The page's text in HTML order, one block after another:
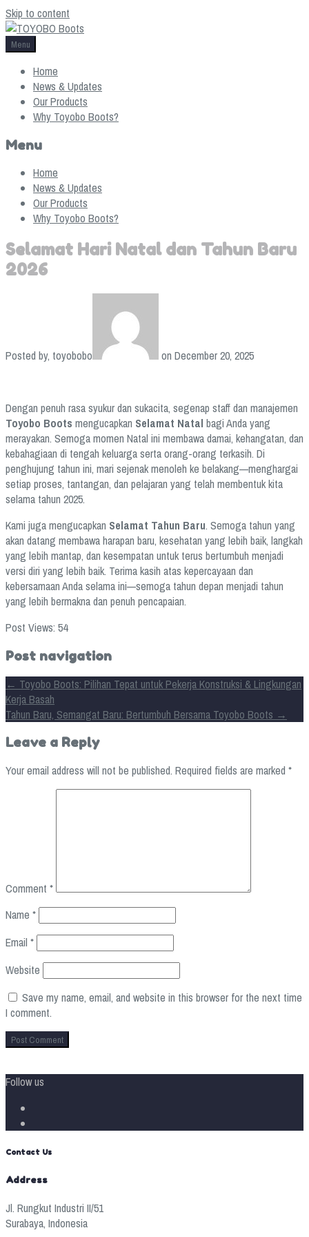
Skip to content
Menu
Home
News & Updates
Our Products
Why Toyobo Boots?
Menu
Home
News & Updates
Our Products
Why Toyobo Boots?
Selamat Hari Natal dan Tahun Baru
2026
Posted by, toyobobo on December 20, 2025
Dengan penuh rasa syukur dan sukacita, segenap staff dan manajemen
Toyobo Boots mengucapkan Selamat Natal bagi Anda yang
merayakan. Semoga momen Natal ini membawa damai, kehangatan, dan
kebahagiaan di tengah keluarga serta orang-orang terkasih. Di
penghujung tahun ini, mari sejenak menoleh ke belakang—menghargai
setiap proses, tantangan, dan pelajaran yang telah membentuk kita
selama tahun 2025.
Kami juga mengucapkan Selamat Tahun Baru. Semoga tahun yang
akan datang membawa harapan baru, kesehatan yang lebih baik, langkah
yang lebih mantap, dan kesempatan untuk terus bertumbuh menjadi
versi diri yang lebih baik. Terima kasih atas kepercayaan dan
kebersamaan Anda selama ini—semoga tahun depan menjadi tahun
yang lebih bermakna dan penuh pencapaian.
Post Views: 54
Post navigation
← Toyobo Boots: Pilihan Tepat untuk Pekerja Konstruksi & Lingkungan
Kerja Basah
Tahun Baru, Semangat Baru: Bertumbuh Bersama Toyobo Boots →
Leave a Reply
Your email address will not be published. Required fields are marked *
Comment *
Name *
Email *
Website
Save my name, email, and website in this browser for the next time
I comment.
Follow us
Contact Us
Address
Jl. Rungkut Industri II/51
Surabaya, Indonesia